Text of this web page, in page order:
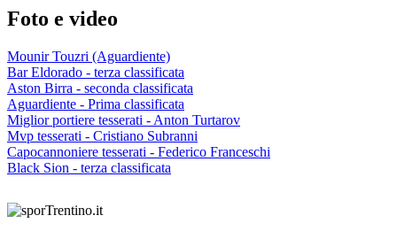
Foto e video
Mounir Touzri (Aguardiente)
Bar Eldorado - terza classificata
Aston Birra - seconda classificata
Aguardiente - Prima classificata
Miglior portiere tesserati - Anton Turtarov
Mvp tesserati - Cristiano Subranni
Capocannoniere tesserati - Federico Franceschi
Black Sion - terza classificata